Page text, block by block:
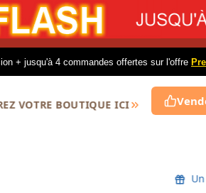
+ jusqu'à 4 commandes offertes sur l'offre
VOTRE BOUTIQUE ICI